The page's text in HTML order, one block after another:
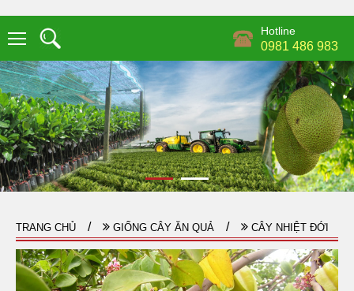
Hotline
0981 486 983
TRANG CHỦ GIỐNG CÂY ĂN QUẢ CÂY NHIỆT ĐỚI